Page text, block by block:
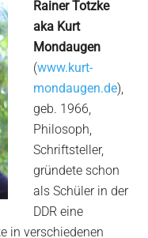
Rainer Totzke
aka Kurt
Mondaugen
(www.kurt-
mondaugen.de),
geb. 1966,
Philosoph,
Schriftsteller,
gründete schon
als Schüler in der
DDR eine
in verschiedenen